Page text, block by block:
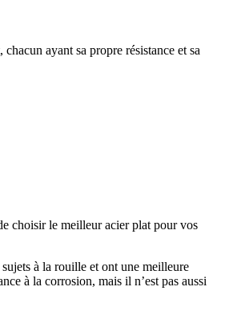
ayant sa propre résistance et sa
choisir le meilleur acier plat pour vos
à la rouille et ont une meilleure
à la corrosion, mais il n’est pas aussi